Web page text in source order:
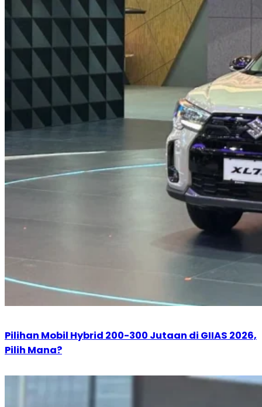
Pilihan Mobil Hybrid 200-300 Jutaan di GIIAS 2026,
Pilih Mana?